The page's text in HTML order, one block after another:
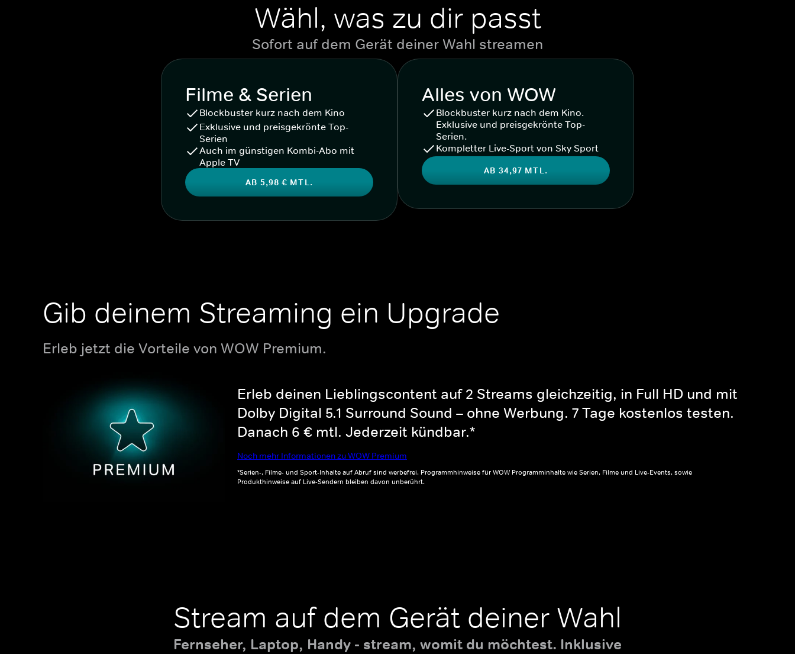
Wähl, was zu dir passt
Sofort auf dem Gerät deiner Wahl streamen
Filme & Serien
Blockbuster kurz nach dem Kino
Exklusive und preisgekrönte Top-
Serien
Auch im günstigen Kombi-Abo mit
Apple TV
AB 5,98 € MTL.
Alles von WOW
Blockbuster kurz nach dem Kino.
Exklusive und preisgekrönte Top-
Serien.
Kompletter Live-Sport von Sky Sport
AB 34,97 MTL.
Gib deinem Streaming ein Upgrade
Erleb jetzt die Vorteile von WOW Premium.
Erleb deinen Lieblingscontent auf 2 Streams gleichzeitig, in Full HD und mit
Dolby Digital 5.1 Surround Sound – ohne Werbung. 7 Tage kostenlos testen.
Danach 6 € mtl. Jederzeit kündbar.*
Noch mehr Informationen zu WOW Premium
*Serien-, Filme- und Sport-Inhalte auf Abruf sind werbefrei. Programmhinweise für WOW Programminhalte wie Serien, Filme und Live-Events, sowie
Produkthinweise auf Live-Sendern bleiben davon unberührt.
Stream auf dem Gerät deiner Wahl
Fernseher, Laptop, Handy - stream, womit du möchtest. Inklusive